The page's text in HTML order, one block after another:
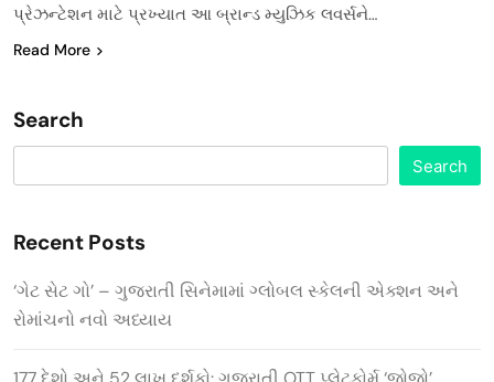
પ્રેઝન્ટેશન માટે પ્રખ્યાત આ બ્રાન્ડ મ્યુઝિક લવર્સને…
Read More
Search
Search
Recent Posts
‘ગેટ સેટ ગો’ – ગુજરાતી સિનેમામાં ગ્લોબલ સ્કેલની એક્શન અને
રોમાંચનો નવો અધ્યાય